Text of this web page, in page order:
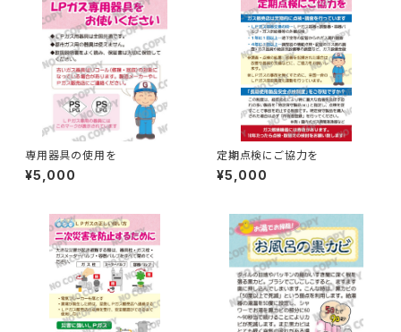
専用器具の使用を
¥5,000
定期点検にご協力を
¥5,000